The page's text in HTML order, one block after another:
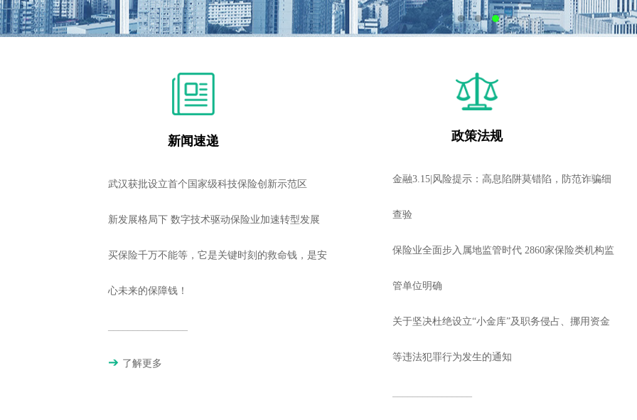
2
新闻速递
武汉获批设立首个国家级科技保险创新示范区
新发展格局下 数字技术驱动保险业加速转型发展
买保险千万不能等，它是关键时刻的救命钱，是安
心未来的保障钱！
了解更多
政策法规
金融3.15|风险提示：高息陷阱莫错陷，防范诈骗细
查验
保险业全面步入属地监管时代 2860家保险类机构监
管单位明确
关于坚决杜绝设立“小金库”及职务侵占、挪用资金
等违法犯罪行为发生的通知